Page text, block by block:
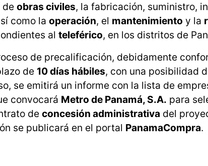
de obras civiles, la fabricación, suministro,
como la operación, el mantenimiento y la
al teleférico, en los distritos de
de precalificación, debidamente
de 10 días hábiles, con una posibilidad
se emitirá un informe con la lista de
convocará Metro de Panamá, S.A. para
de concesión administrativa del
se publicará en el portal PanamaCompra.